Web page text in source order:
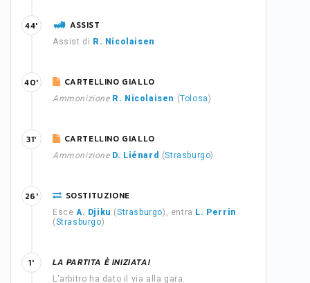
ASSIST
Assist di R. Nicolaisen
44'
CARTELLINO GIALLO
Ammonizione R. Nicolaisen (Tolosa)
40'
CARTELLINO GIALLO
Ammonizione D. Liénard (Strasburgo)
31'
SOSTITUZIONE
Esce A. Djiku (Strasburgo), entra L. Perrin
(Strasburgo)
26'
LA PARTITA È INIZIATA!
L'arbitro ha dato il via alla gara.
1'